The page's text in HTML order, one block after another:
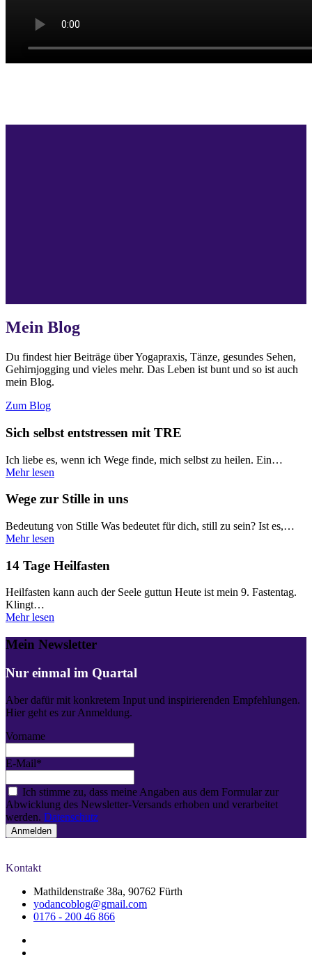
Mein Blog
Du findest hier Beiträge über Yogapraxis, Tänze, gesundes Sehen,
Gehirnjogging und vieles mehr. Das Leben ist bunt und so ist auch
mein Blog.
Zum Blog
Sich selbst entstressen mit TRE
Ich liebe es, wenn ich Wege finde, mich selbst zu heilen. Ein…
Mehr lesen
Wege zur Stille in uns
Bedeutung von Stille Was bedeutet für dich, still zu sein? Ist es,…
Mehr lesen
14 Tage Heilfasten
Heilfasten kann auch der Seele guttun Heute ist mein 9. Fastentag.
Klingt…
Mehr lesen
Mein Newsletter
Nur einmal im Quartal
Aber dafür mit konkretem Input und inspirierenden Empfehlungen.
Hier geht es zur Anmeldung.
Vorname
E-Mail*
Ich stimme zu, dass meine Angaben aus dem Formular zur
Abwicklung des Newsletter-Versands erhoben und verarbeitet
werden. Datenschutz
Kontakt
Mathildenstraße 38a, 90762 Fürth
yodancoblog@gmail.com
0176 - 200 46 866